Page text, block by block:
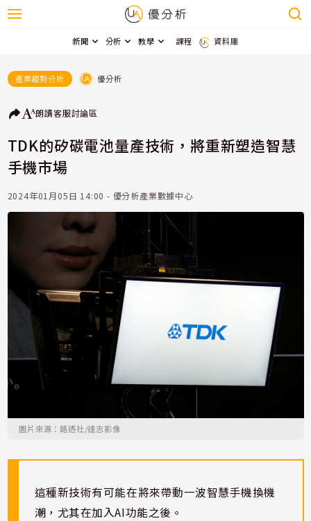
新聞 分析 教學 課程 資料庫
產業趨勢分析 優分析
朗讀客服討論區
TDK的矽碳電池量產技術，將重新塑造智慧
手機市場
2024年01月05日 14:00 - 優分析產業數據中心
圖片來源：路透社/達志影像
這種新技術有可能在將來帶動一波智慧手機換機
潮，尤其在加入AI功能之後。